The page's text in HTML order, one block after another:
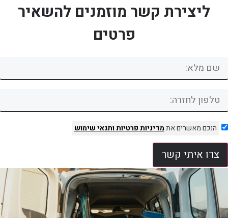
ליצירת קשר מוזמנים להשאיר
פרטים
הנכם מאשרים אתמדיניות פרטיותותנאי שימוש
צרו איתי קשר